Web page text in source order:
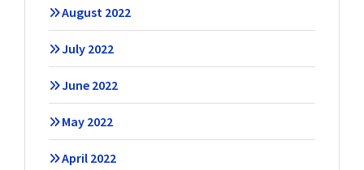
August 2022
July 2022
June 2022
May 2022
April 2022